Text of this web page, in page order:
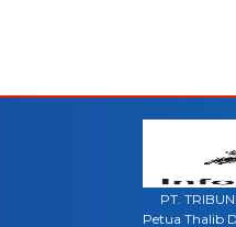
PT.
Petua Thalib